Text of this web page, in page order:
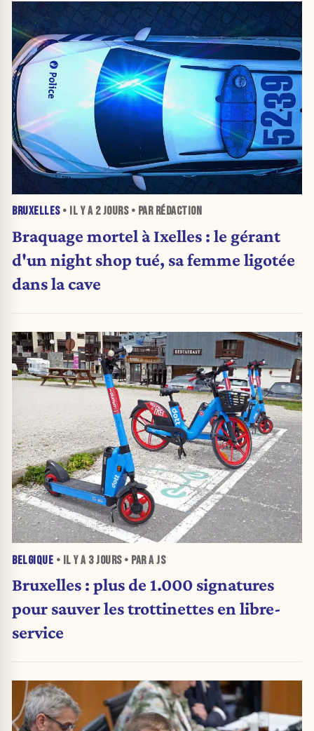
BRUXELLES• IL Y A 2 JOURS• PAR RÉDACTION
Braquage mortel à Ixelles : le gérant
d'un night shop tué, sa femme ligotée
dans la cave
BELGIQUE • IL Y A 3 JOURS• PAR A JS
Bruxelles : plus de 1.000 signatures
pour sauver les trottinettes en libre-
service